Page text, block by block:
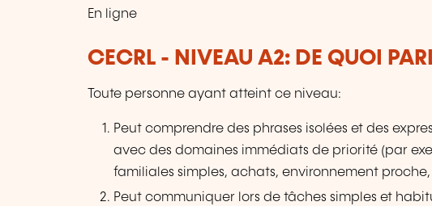
En ligne
CECRL - NIVEAU A2: DE QUOI
Toute personne ayant atteint ce niveau:
Peut comprendre des phrases isolées et des
avec des domaines immédiats de priorité (par
familiales simples, achats, environnement
Peut communiquer lors de tâches simples et